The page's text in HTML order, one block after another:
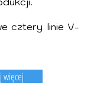
cztery linie V-
więcej